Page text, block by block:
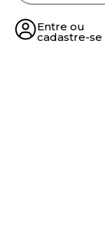
Entre ou
cadastre-se